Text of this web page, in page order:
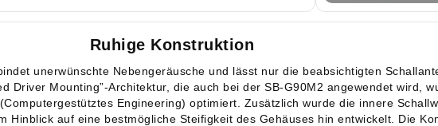
Ruhige Konstruktion
unerwünschte Nebengeräusche und lässt nur die beabsichtigten
Driver Mounting”-Architektur, die auch bei der SB-G90M2 angewendet wird,
Engineering) optimiert. Zusätzlich wurde die innere
Hinblick auf eine bestmögliche Steifigkeit des Gehäuses hin entwickelt. Die